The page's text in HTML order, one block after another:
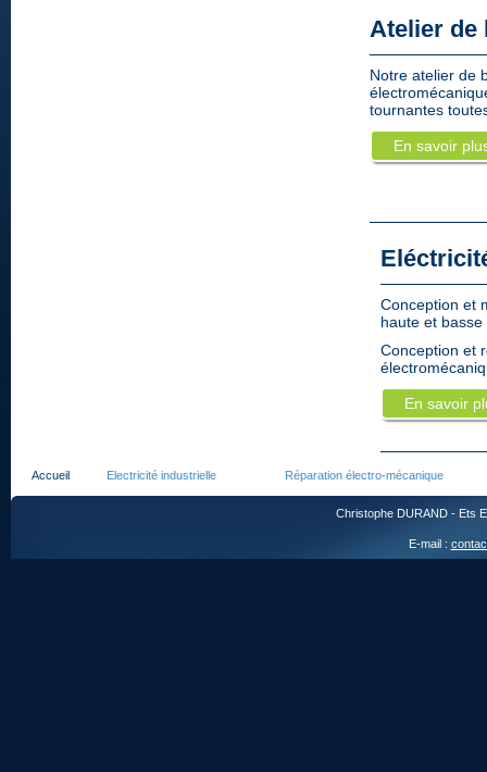
Atelier de
Notre atelier de
tournantes
En savoir
Conception et
haute et basse
Conception et
En savoir
Accueil Electricité industrielle Réparation électro-mécanique
Christophe DURAND - Ets
E-mail :